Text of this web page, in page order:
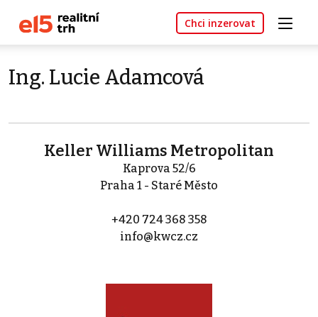
Chci inzerovat
Ing. Lucie Adamcová
Keller Williams Metropolitan
Kaprova 52/6
Praha 1 - Staré Město
+420 724 368 358
info@kwcz.cz